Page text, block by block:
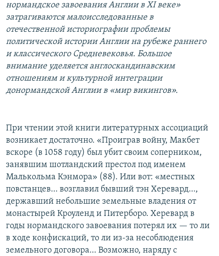
нормандское завоевания Англии в XI веке»
затрагиваются малоисследованные в
отечественной историографии проблемы
политической истории Англии на рубеже раннего
и классического Средневековья. Большое
внимание уделяется англоскандинавским
отношениям и культурной интеграции
донормандской Англии в «мир викингов».
При чтении этой книги литературных ассоциаций
возникает достаточно. «Проиграв войну, Макбет
вскоре (в 1058 году) был убит своим соперником,
занявшим шотландский престол под именем
Малькольма Кэнмора» (88). Или вот: «местных
повстанцев… возглавил бывший тэн Херевард…,
державший небольшие земельные владения от
монастырей Кроуленд и Питерборо. Херевард в
годы нормандского завоевания потерял их — то ли
в ходе конфискаций, то ли из-за несоблюдения
земельного договора… Возможно, наряду с